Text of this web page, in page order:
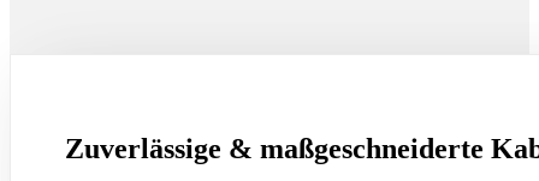
Zuverlässige & maßgeschneiderte